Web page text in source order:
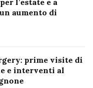
aumento di
prime visite di
e interventi al